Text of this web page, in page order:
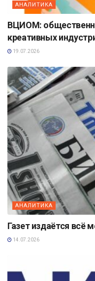
АНАЛИТИКА
ВЦИОМ:
креативных
19.07.2026
АНАЛИТИКА
Газет издаётся всё
14.07.2026